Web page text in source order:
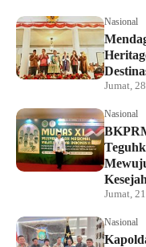
Nasional
Jumat,
Nasional
Jumat,
Nasional